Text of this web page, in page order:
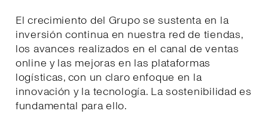
El crecimiento del Grupo se sustenta en la
inversión continua en nuestra red de tiendas,
los avances realizados en el canal de ventas
online y las mejoras en las plataformas
logísticas, con un claro enfoque en la
innovación y la tecnología. La sostenibilidad es
fundamental para ello.